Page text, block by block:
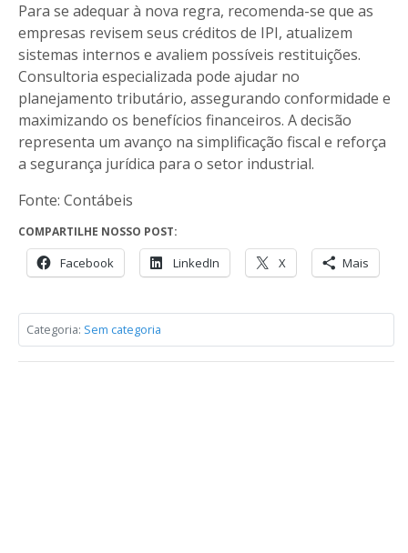
Para se adequar à nova regra, recomenda-se que as
empresas revisem seus créditos de IPI, atualizem
sistemas internos e avaliem possíveis restituições.
Consultoria especializada pode ajudar no
planejamento tributário, assegurando conformidade e
maximizando os benefícios financeiros. A decisão
representa um avanço na simplificação fiscal e reforça
a segurança jurídica para o setor industrial.
Fonte: Contábeis
COMPARTILHE NOSSO POST:
Facebook LinkedIn X Mais
Categoria: Sem categoria